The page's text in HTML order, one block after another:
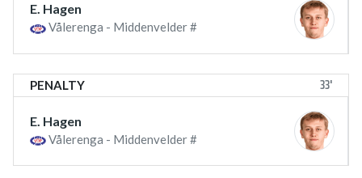
E. Hagen
Vålerenga - Middenvelder #
PENALTY 33'
E. Hagen
Vålerenga - Middenvelder #